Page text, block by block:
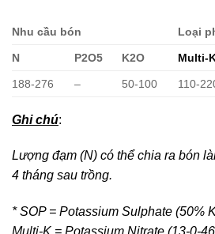
Nhu cầu bón Loại
N P2O5 K2O Multi-
188-276 – 50-100 110-
Ghi chú:
Lượng đạm (N) có thể chia ra bón
4 tháng sau trồng.
* SOP = Potassium Sulphate (50%